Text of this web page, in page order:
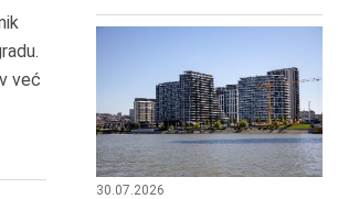
već
30.07.2026
Preminula je Zorka Boljanović,
vazduhoplovni inženjer, predsednik
Udruženja žena pilota Jugoslavije.